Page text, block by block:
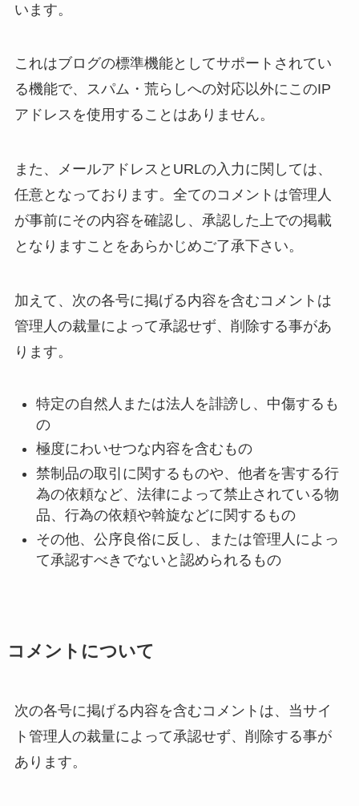
います。
これはブログの標準機能としてサポートされてい
る機能で、スパム・荒らしへの対応以外にこのIP
アドレスを使用することはありません。
また、メールアドレスとURLの入力に関しては、
任意となっております。全てのコメントは管理人
が事前にその内容を確認し、承認した上での掲載
となりますことをあらかじめご了承下さい。
加えて、次の各号に掲げる内容を含むコメントは
管理人の裁量によって承認せず、削除する事があ
ります。
特定の自然人または法人を誹謗し、中傷するも
の
極度にわいせつな内容を含むもの
禁制品の取引に関するものや、他者を害する行
為の依頼など、法律によって禁止されている物
品、行為の依頼や斡旋などに関するもの
その他、公序良俗に反し、または管理人によっ
て承認すべきでないと認められるもの
コメントについて
次の各号に掲げる内容を含むコメントは、当サイ
ト管理人の裁量によって承認せず、削除する事が
あります。